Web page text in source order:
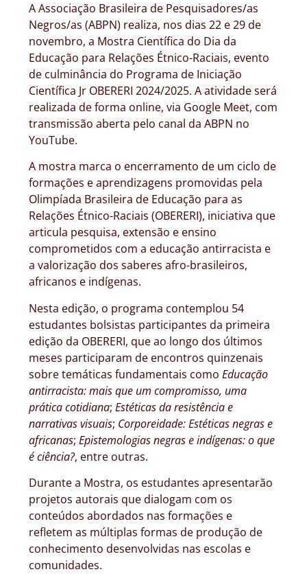
A Associação Brasileira de Pesquisadores/as
Negros/as (ABPN) realiza, nos dias 22 e 29 de
novembro, a Mostra Científica do Dia da
Educação para Relações Étnico-Raciais, evento
de culminância do Programa de Iniciação
Científica Jr OBERERI 2024/2025. A atividade será
realizada de forma online, via Google Meet, com
transmissão aberta pelo canal da ABPN no
YouTube.
A mostra marca o encerramento de um ciclo de
formações e aprendizagens promovidas pela
Olimpíada Brasileira de Educação para as
Relações Étnico-Raciais (OBERERI), iniciativa que
articula pesquisa, extensão e ensino
comprometidos com a educação antirracista e
a valorização dos saberes afro-brasileiros,
africanos e indígenas.
Nesta edição, o programa contemplou 54
estudantes bolsistas participantes da primeira
edição da OBERERI, que ao longo dos últimos
meses participaram de encontros quinzenais
sobre temáticas fundamentais como Educação
antirracista: mais que um compromisso, uma
prática cotidiana; Estéticas da resistência e
narrativas visuais; Corporeidade: Estéticas negras e
africanas; Epistemologias negras e indígenas: o que
é ciência?, entre outras.
Durante a Mostra, os estudantes apresentarão
projetos autorais que dialogam com os
conteúdos abordados nas formações e
refletem as múltiplas formas de produção de
conhecimento desenvolvidas nas escolas e
comunidades.